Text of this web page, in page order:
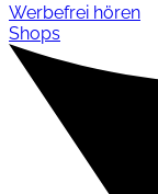
Werbefrei hören
Shops